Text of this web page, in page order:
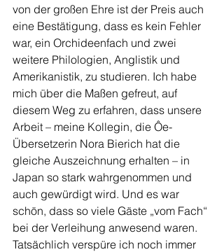
von der großen Ehre ist der Preis auch
eine Bestätigung, dass es kein Fehler
war, ein Orchideenfach und zwei
weitere Philologien, Anglistik und
Amerikanistik, zu studieren. Ich habe
mich über die Maßen gefreut, auf
diesem Weg zu erfahren, dass unsere
Arbeit – meine Kollegin, die Ôe-
Übersetzerin Nora Bierich hat die
gleiche Auszeichnung erhalten – in
Japan so stark wahrgenommen und
auch gewürdigt wird. Und es war
schön, dass so viele Gäste „vom Fach“
bei der Verleihung anwesend waren.
Tatsächlich verspüre ich noch immer